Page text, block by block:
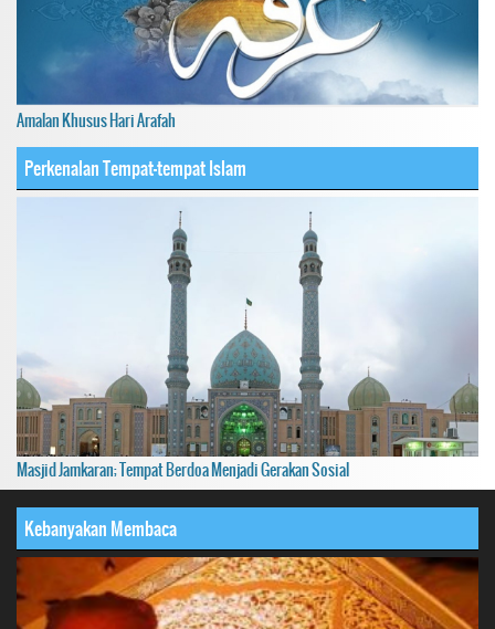
Amalan Khusus Hari Arafah
Perkenalan Tempat-tempat Islam
Masjid Jamkaran; Tempat Berdoa Menjadi Gerakan Sosial
Kebanyakan Membaca